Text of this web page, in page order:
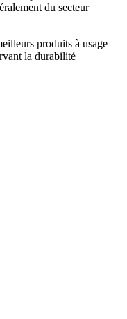
du secteur
produits à usage
la durabilité